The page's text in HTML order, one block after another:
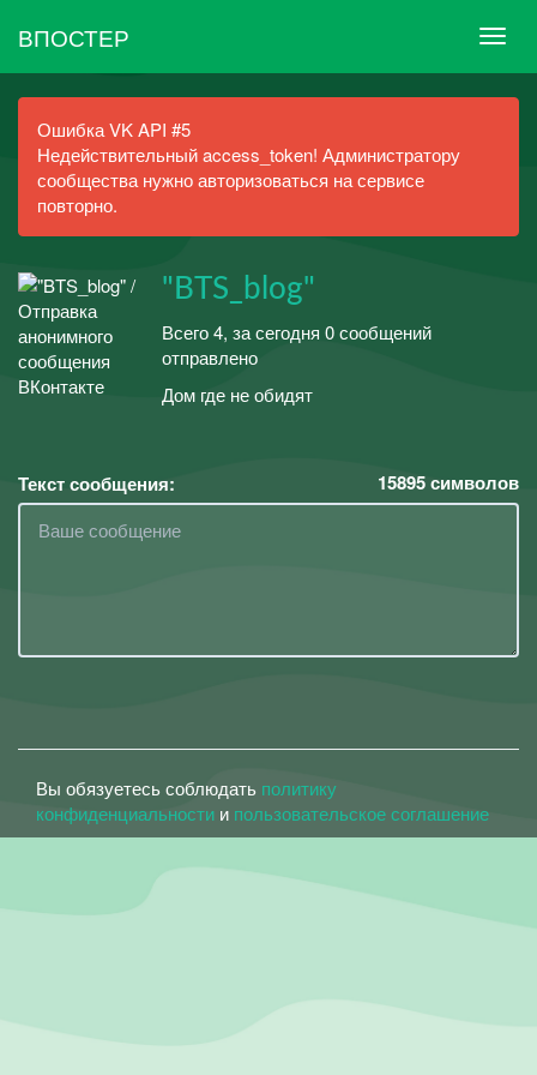
ВПОСТЕР
Ошибка VK API #5
Недействительный access_token! Администратору
сообщества нужно авторизоваться на сервисе
повторно.
"BTS_blog"
Всего 4, за сегодня 0 сообщений
отправлено
Дом где не обидят
Текст сообщения: 15895символов
Вы обязуетесь соблюдать политику
конфиденциальности и пользовательское соглашение